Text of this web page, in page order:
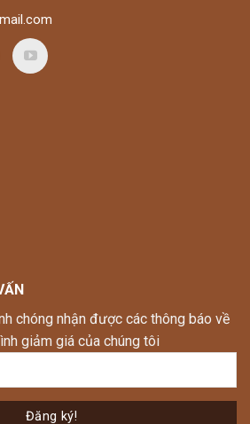
chóng nhận được các thông báo về
giảm giá của chúng tôi